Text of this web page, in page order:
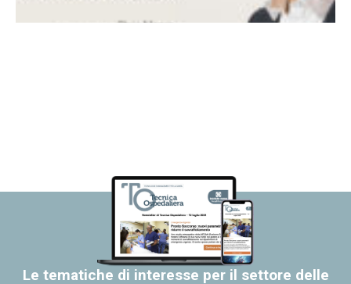
Le tematiche di interesse per il settore delle